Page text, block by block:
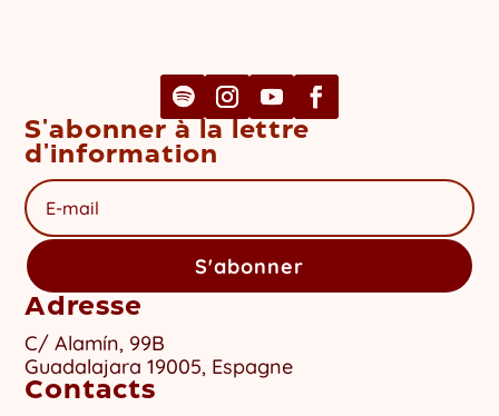
S'abonner à la lettre
d'information
S'abonner
Adresse
C/ Alamín, 99B
Guadalajara 19005, Espagne
Contacts